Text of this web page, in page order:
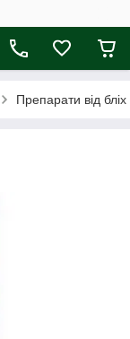
Препарати від бліх